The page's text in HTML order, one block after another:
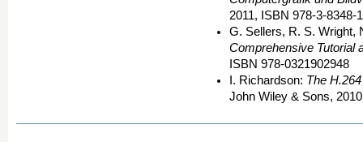
2011, ISBN 978-3-8348-
G. Sellers, R. S. Wright,
Comprehensive Tutorial
ISBN 978-0321902948
I. Richardson: The
John Wiley & Sons,